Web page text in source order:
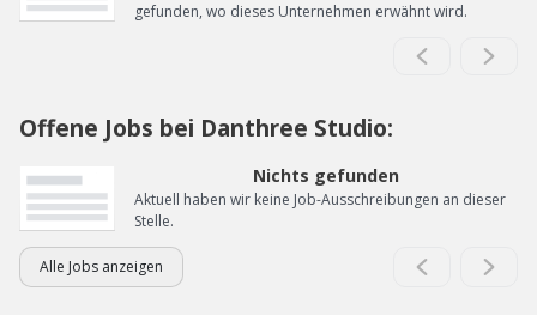
gefunden, wo dieses Unternehmen erwähnt wird.
Offene Jobs bei Danthree Studio:
Nichts gefunden
Aktuell haben wir keine Job-Ausschreibungen an dieser
Stelle.
Alle Jobs anzeigen